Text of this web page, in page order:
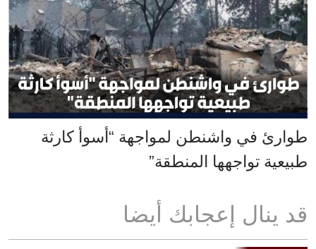
طوارئ في واشنطن لمواجهة “أسوأ كارثة
طبيعية تواجهها المنطقة”
قد ينال إعجابك أيضا